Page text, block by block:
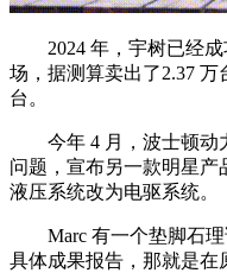
2024 年，宇树已经成
场，据测算卖出了2.37 万
台。
今年 4 月，波士顿动
问题，宣布另一款明星
液压系统改为电驱系统。
Marc 有一个垫脚石理
具体成果报告，那就是在